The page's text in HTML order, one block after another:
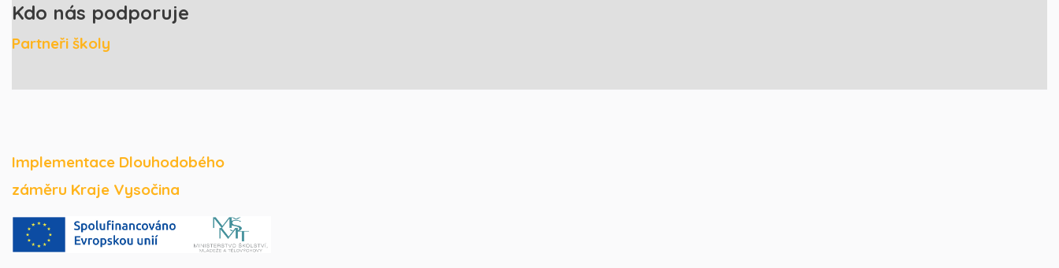
Kdo nás podporuje
Partneři školy
Implementace Dlouhodobého
záměru Kraje Vysočina